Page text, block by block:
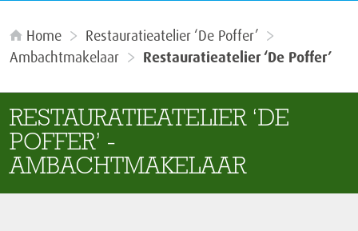
Home
Restauratieatelier ‘De Poffer’
Ambachtmakelaar
Restauratieatelier ‘De Poffer’
RESTAURATIEATELIER ‘DE
POFFER’ -
AMBACHTMAKELAAR